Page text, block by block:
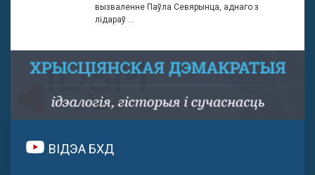
вызваленне Паўла Севярынца, аднаго з
лідараў ...
ВІДЭА БХД